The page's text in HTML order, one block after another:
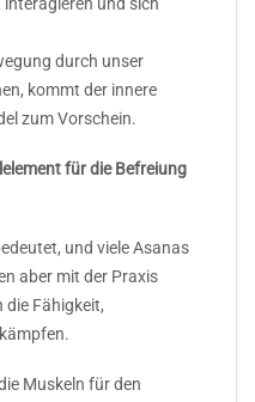
durch unser
kommt der innere
zum Vorschein.
für die Befreiung
und viele Asanas
aber mit der Praxis
die Fähigkeit,
Muskeln für den